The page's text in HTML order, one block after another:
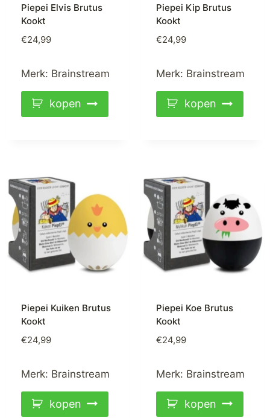
Piepei Elvis Brutus
Kookt
€24,99
Merk: Brainstream
kopen
Piepei Kip Brutus
Kookt
€24,99
Merk: Brainstream
kopen
Piepei Kuiken Brutus
Kookt
€24,99
Merk: Brainstream
kopen
Piepei Koe Brutus
Kookt
€24,99
Merk: Brainstream
kopen